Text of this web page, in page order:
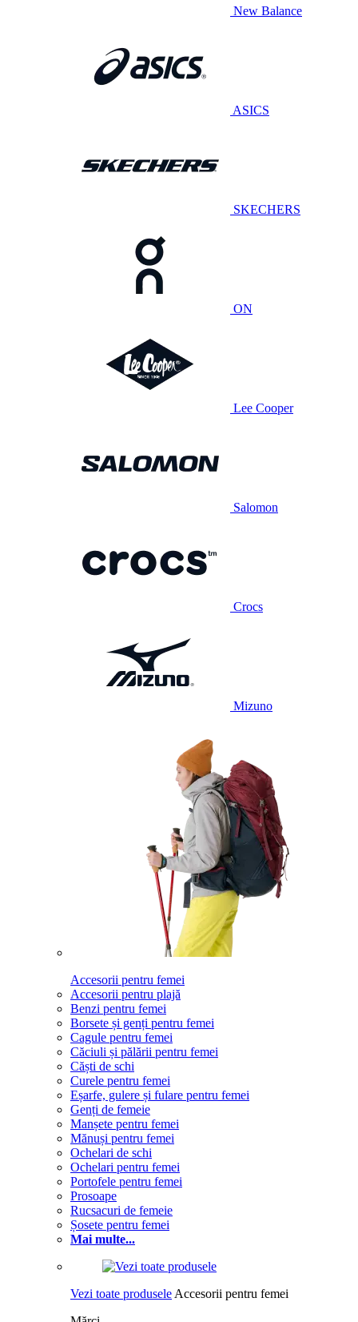
New Balance
ASICS
SKECHERS
ON
Lee Cooper
Salomon
Crocs
Mizuno
Accesorii pentru femei
Accesorii pentru plajă
Benzi pentru femei
Borsete și genți pentru femei
Cagule pentru femei
Căciuli și pălării pentru femei
Căști de schi
Curele pentru femei
Eșarfe, gulere și fulare pentru femei
Genți de femeie
Manșete pentru femei
Mănuși pentru femei
Ochelari de schi
Ochelari pentru femei
Portofele pentru femei
Prosoape
Rucsacuri de femeie
Șosete pentru femei
Mai multe...
Vezi toate produsele Accesorii pentru femei